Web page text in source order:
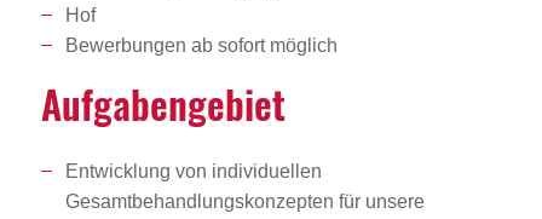
Hof
Bewerbungen ab sofort möglich
Aufga­ben­ge­biet
Entwicklung von individuellen
Gesamtbehandlungskonzepten für unsere